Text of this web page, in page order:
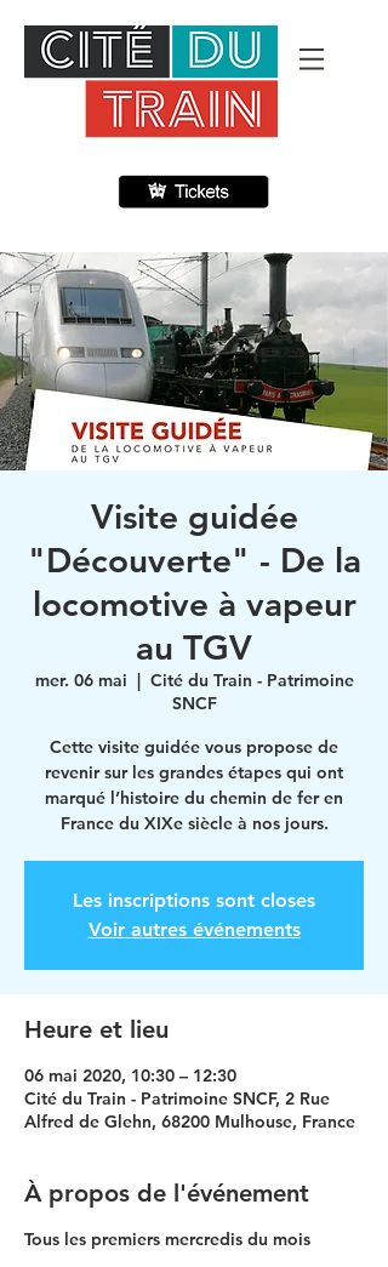
Visite guidée
"Découverte" - De la
locomotive à vapeur
au TGV
mer. 06 mai
  |
Cité du Train - Patrimoine
SNCF
Cette visite guidée vous propose de
revenir sur les grandes étapes qui ont
marqué l’histoire du chemin de fer en
France du XIXe siècle à nos jours.
Les inscriptions sont closes
Voir autres événements
Heure et lieu
06 mai 2020, 10:30 – 12:30
Cité du Train - Patrimoine SNCF, 2 Rue
Alfred de Glehn, 68200 Mulhouse, France
À propos de l'événement
Tous les premiers mercredis du mois